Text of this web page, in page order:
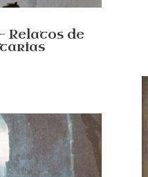
Relatos de